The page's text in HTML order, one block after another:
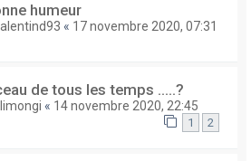
humeur
« 17 novembre 2020, 07:31
de tous les temps .....?
« 14 novembre 2020, 22:45
1 2